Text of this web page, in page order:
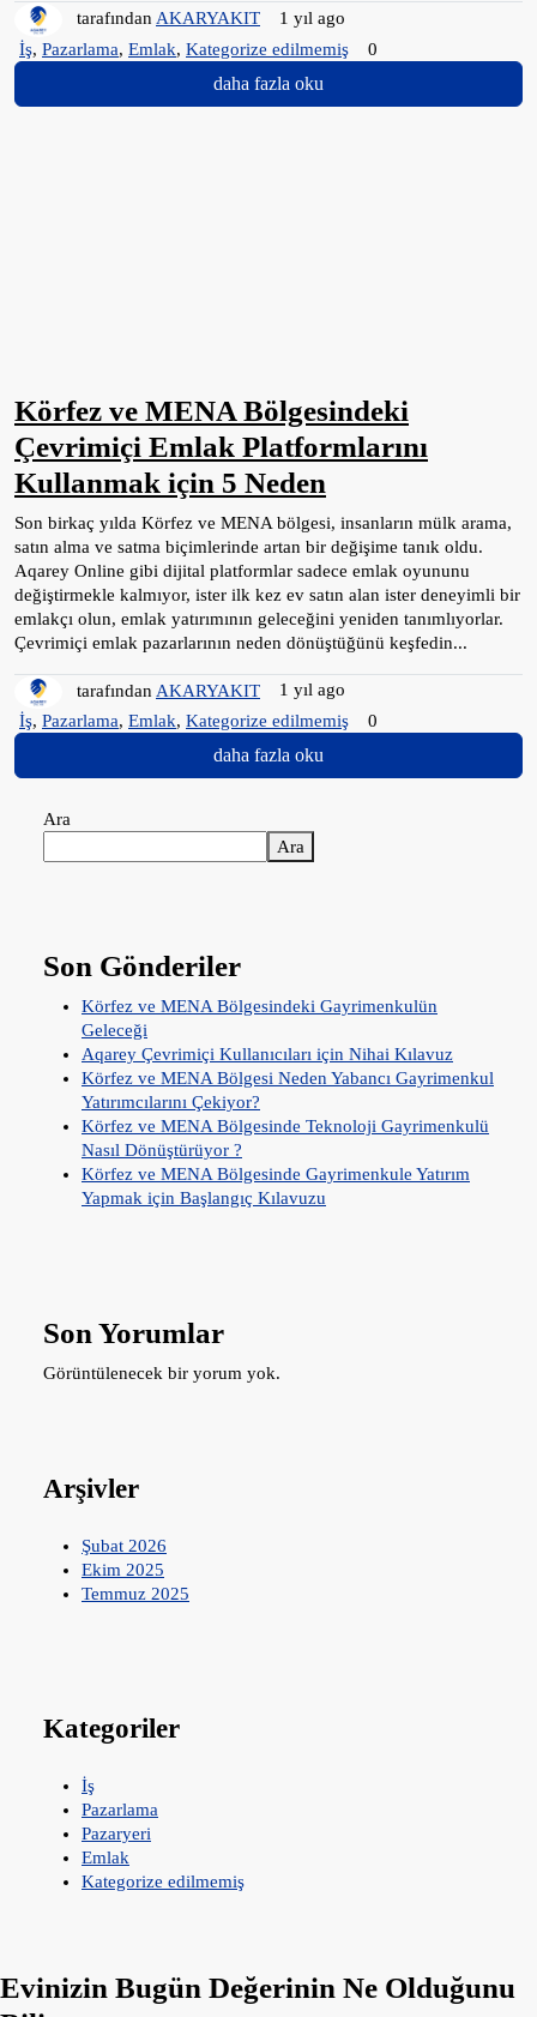
tarafından AKARYAKIT
1 yıl ago
İş, Pazarlama, Emlak, Kategorize edilmemiş 0
daha fazla oku
Körfez ve MENA Bölgesindeki
Çevrimiçi Emlak Platformlarını
Kullanmak için 5 Neden
Son birkaç yılda Körfez ve MENA bölgesi, insanların mülk arama,
satın alma ve satma biçimlerinde artan bir değişime tanık oldu.
Aqarey Online gibi dijital platformlar sadece emlak oyununu
değiştirmekle kalmıyor, ister ilk kez ev satın alan ister deneyimli bir
emlakçı olun, emlak yatırımının geleceğini yeniden tanımlıyorlar.
Çevrimiçi emlak pazarlarının neden dönüştüğünü keşfedin...
tarafından AKARYAKIT
1 yıl ago
İş, Pazarlama, Emlak, Kategorize edilmemiş 0
daha fazla oku
Ara
Ara
Son Gönderiler
Körfez ve MENA Bölgesindeki Gayrimenkulün
Geleceği
Aqarey Çevrimiçi Kullanıcıları için Nihai Kılavuz
Körfez ve MENA Bölgesi Neden Yabancı Gayrimenkul
Yatırımcılarını Çekiyor?
Körfez ve MENA Bölgesinde Teknoloji Gayrimenkulü
Nasıl Dönüştürüyor ?
Körfez ve MENA Bölgesinde Gayrimenkule Yatırım
Yapmak için Başlangıç Kılavuzu
Son Yorumlar
Görüntülenecek bir yorum yok.
Arşivler
Şubat 2026
Ekim 2025
Temmuz 2025
Kategoriler
İş
Pazarlama
Pazaryeri
Emlak
Kategorize edilmemiş
Evinizin Bugün Değerinin Ne Olduğunu